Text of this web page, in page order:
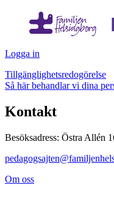
Logga in
Tillgänglighetsredogörelse
Så här behandlar vi dina
Kontakt
Besöksadress: Östra Allén
Om oss